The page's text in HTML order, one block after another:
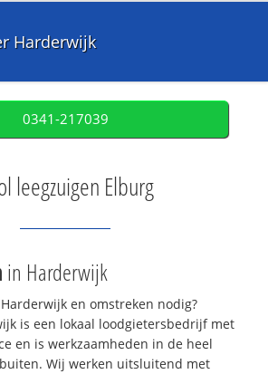
Harderwijk
0341-217039
leegzuigen Elburg
in Harderwijk
en omstreken nodig?
is een lokaal loodgietersbedrijf met
en is werkzaamheden in de heel
Wij werken uitsluitend met